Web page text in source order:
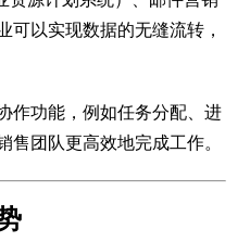
可以实现数据的无缝流转，
作功能，例如任务分配、进
售团队更高效地完成工作。